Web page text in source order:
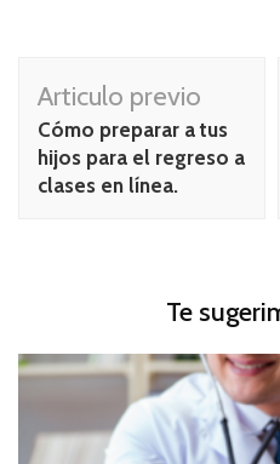
Navegación
de
publicación
Articulo previo
Cómo preparar a tus
hijos para el regreso a
clases en línea.
Te